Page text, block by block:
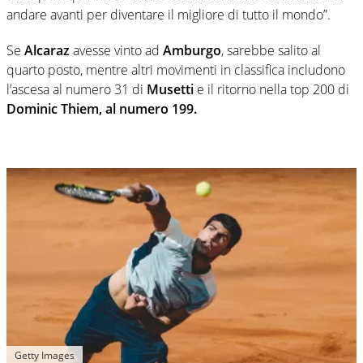
andare avanti per diventare il migliore di tutto il mondo”.
Se Alcarazavesse vinto ad Amburgo, sarebbe salito al
quarto posto, mentre altri movimenti in classifica includono
l’ascesa al numero 31 di Musetti e il ritorno nella top 200 di
Dominic Thiem, al numero 199.
Getty Images